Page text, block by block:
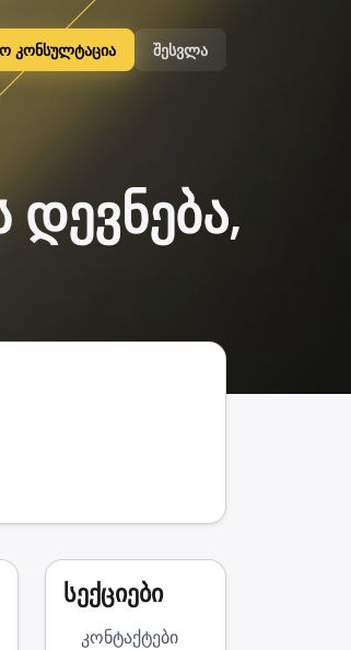
კონსულტაცია შესვლა
სექციები
კონტაქტები